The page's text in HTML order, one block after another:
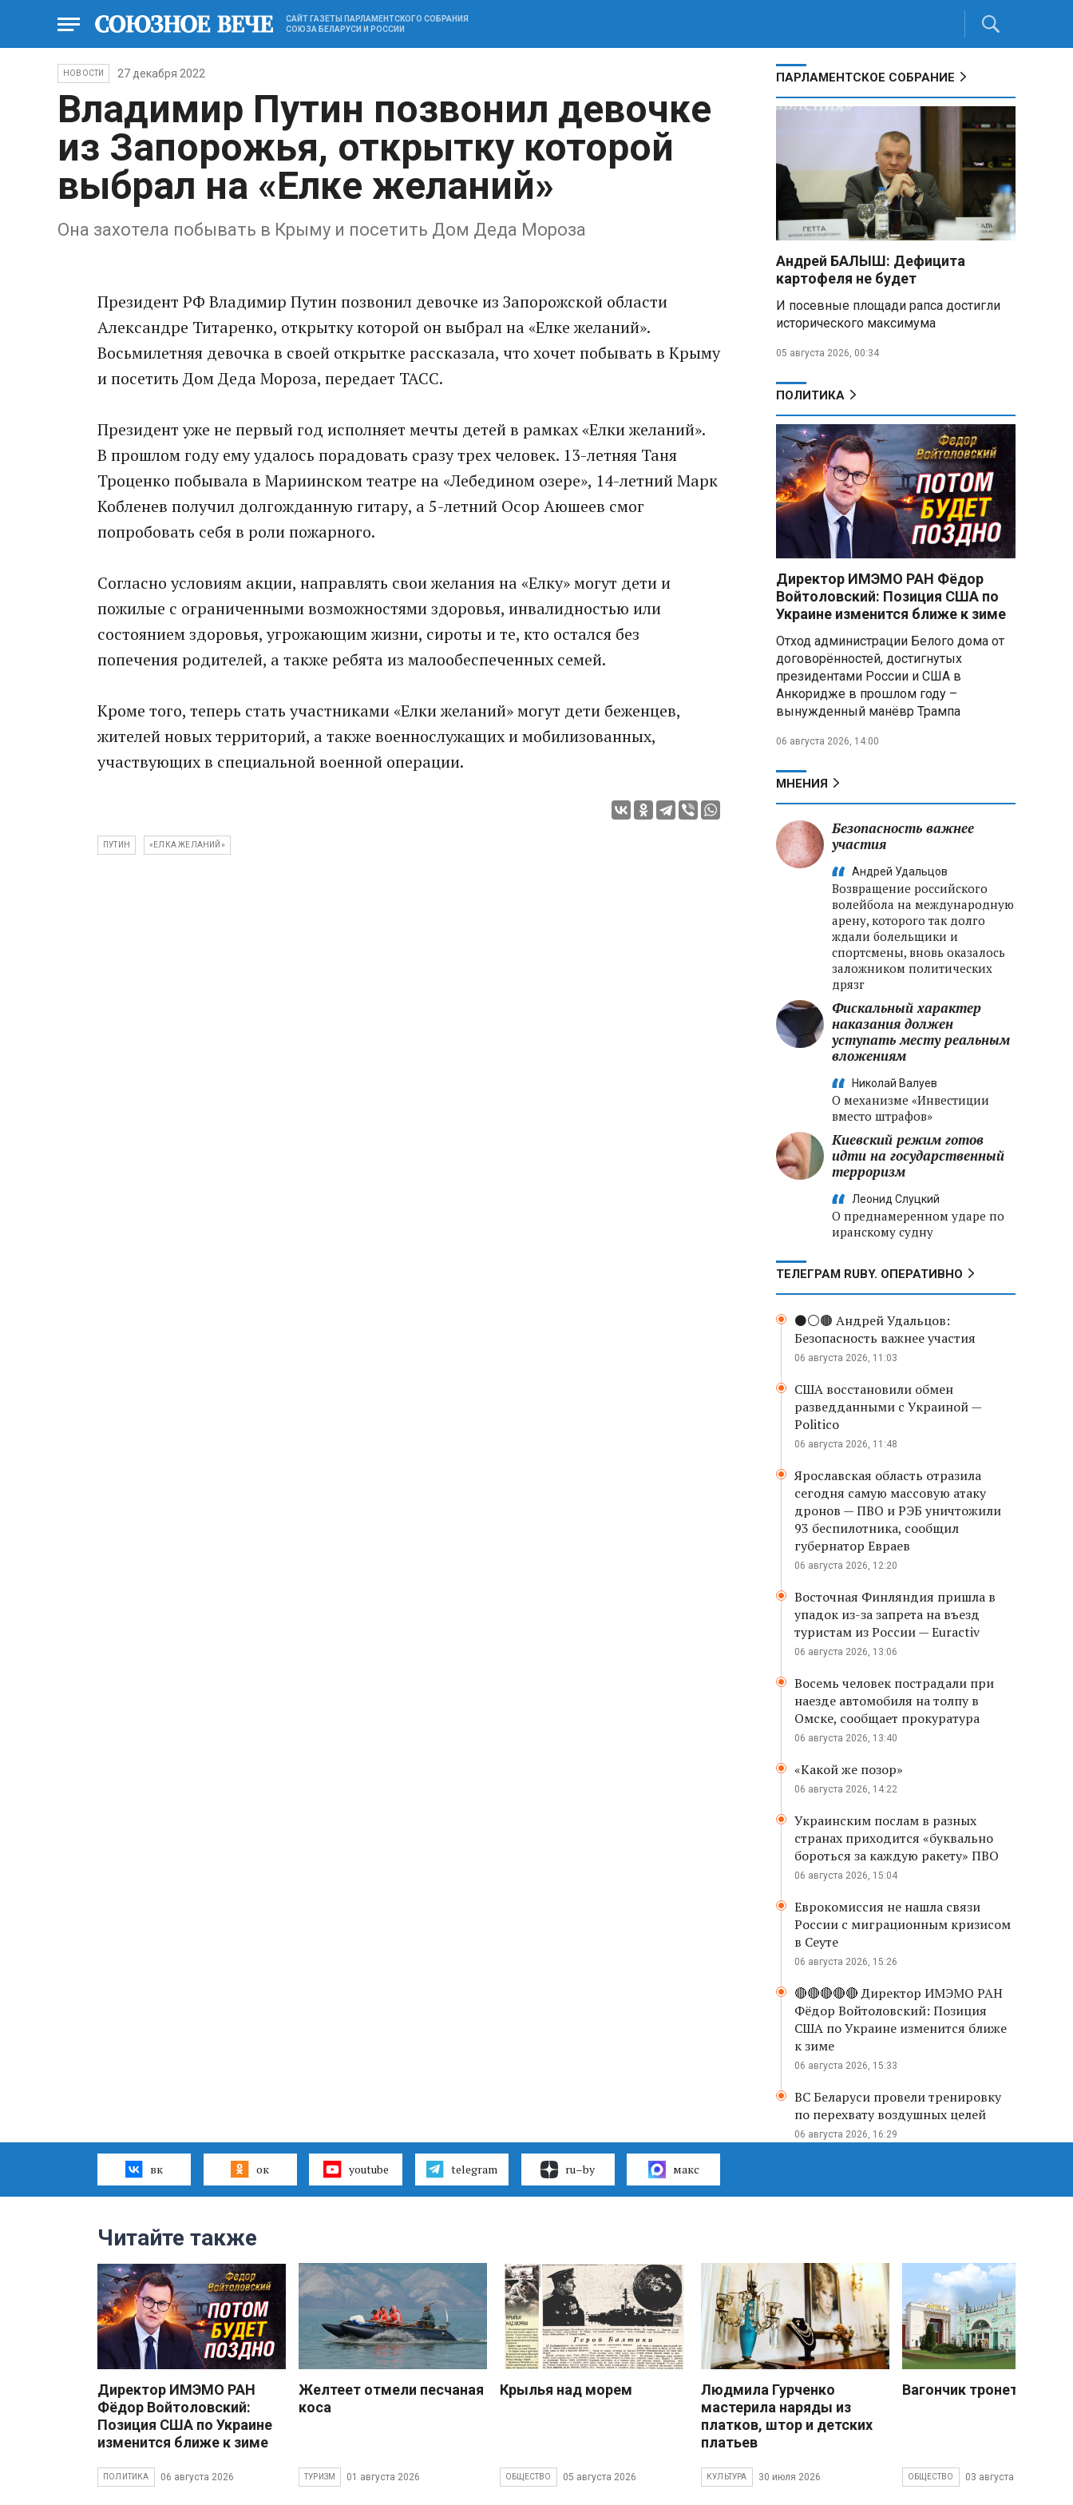
САЙТ ГАЗЕТЫ ПАРЛАМЕНТСКОГО СОБРАНИЯ
СОЮЗА БЕЛАРУСИ И РОССИИ
НОВОСТИ 27 декабря 2022
Владимир Путин позвонил девочке
из Запорожья, открытку которой
выбрал на «Елке желаний»
Она захотела побывать в Крыму и посетить Дом Деда Мороза
Президент РФ Владимир Путин позвонил девочке из Запорожской области
Александре Титаренко, открытку которой он выбрал на «Елке желаний».
Восьмилетняя девочка в своей открытке рассказала, что хочет побывать в Крыму
и посетить Дом Деда Мороза, передает ТАСС.
Президент уже не первый год исполняет мечты детей в рамках «Елки желаний».
В прошлом году ему удалось порадовать сразу трех человек. 13-летняя Таня
Троценко побывала в Мариинском театре на «Лебедином озере», 14-летний Марк
Кобленев получил долгожданную гитару, а 5-летний Осор Аюшеев смог
попробовать себя в роли пожарного.
Согласно условиям акции, направлять свои желания на «Елку» могут дети и
пожилые с ограниченными возможностями здоровья, инвалидностью или
состоянием здоровья, угрожающим жизни, сироты и те, кто остался без
попечения родителей, а также ребята из малообеспеченных семей.
Кроме того, теперь стать участниками «Елки желаний» могут дети беженцев,
жителей новых территорий, а также военнослужащих и мобилизованных,
участвующих в специальной военной операции.
ПУТИН «ЕЛКА ЖЕЛАНИЙ»
ПАРЛАМЕНТСКОЕ СОБРАНИЕ
Андрей БАЛЫШ: Дефицита
картофеля не будет
И посевные площади рапса достигли
исторического максимума
05 августа 2026, 00:34
ПОЛИТИКА
Директор ИМЭМО РАН Фёдор
Войтоловский: Позиция США по
Украине изменится ближе к зиме
Отход администрации Белого дома от
договорённостей, достигнутых
президентами России и США в
Анкоридже в прошлом году –
вынужденный манёвр Трампа
06 августа 2026, 14:00
МНЕНИЯ
Безопасность важнее
участия
Андрей Удальцов
Возвращение российского
волейбола на международную
арену, которого так долго
ждали болельщики и
спортсмены, вновь оказалось
заложником политических
дрязг
Фискальный характер
наказания должен
уступать месту реальным
вложениям
Николай Валуев
О механизме «Инвестиции
вместо штрафов»
Киевский режим готов
идти на государственный
терроризм
Леонид Слуцкий
О преднамеренном ударе по
иранскому судну
ТЕЛЕГРАМ RUBY. ОПЕРАТИВНО
⚫️⚪️🟤 Андрей Удальцов:
Безопасность важнее участия
06 августа 2026, 11:03
США восстановили обмен
разведданными с Украиной —
Politico
06 августа 2026, 11:48
Ярославская область отразила
сегодня самую массовую атаку
дронов — ПВО и РЭБ уничтожили
93 беспилотника, сообщил
губернатор Евраев
06 августа 2026, 12:20
Восточная Финляндия пришла в
упадок из-за запрета на въезд
туристам из России — Euractiv
06 августа 2026, 13:06
Восемь человек пострадали при
наезде автомобиля на толпу в
Омске, сообщает прокуратура
06 августа 2026, 13:40
«Какой же позор»
06 августа 2026, 14:22
Украинским послам в разных
странах приходится «буквально
бороться за каждую ракету» ПВО
06 августа 2026, 15:04
Еврокомиссия не нашла связи
России с миграционным кризисом
в Сеуте
06 августа 2026, 15:26
🔴🔴🔴🔴🔴 Директор ИМЭМО РАН
Фёдор Войтоловский: Позиция
США по Украине изменится ближе
к зиме
06 августа 2026, 15:33
ВС Беларуси провели тренировку
по перехвату воздушных целей
06 августа 2026, 16:29
вк ок youtube telegram ru–by макс
Читайте также
Директор ИМЭМО РАН
Фёдор Войтоловский:
Позиция США по Украине
изменится ближе к зиме
ПОЛИТИКА 06 августа 2026
Желтеет отмели песчаная
коса
ТУРИЗМ 01 августа 2026
Крылья над морем
ОБЩЕСТВО 05 августа 2026
Людмила Гурченко
мастерила наряды из
платков, штор и детских
платьев
КУЛЬТУРА 30 июля 2026
Вагончик тронется
ОБЩЕСТВО 03 августа 2026